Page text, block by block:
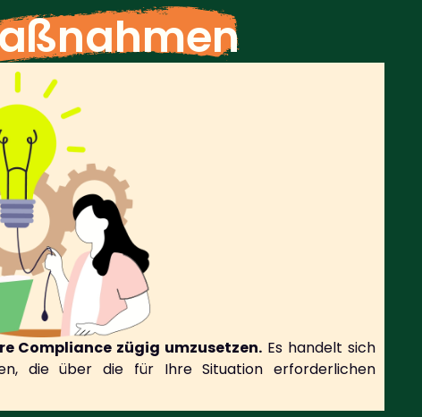
Compliance zügig umzusetzen. Es handelt sich
die über die für Ihre Situation erforderlichen